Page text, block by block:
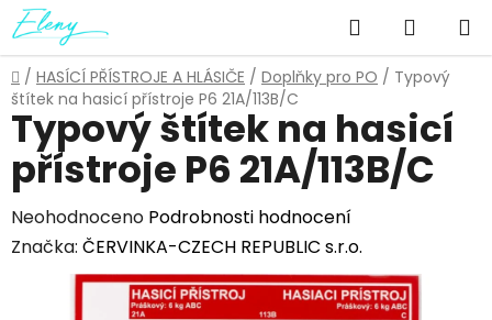
Přejít
na
obsah
Hledat
KOŠÍK
Domů
/ HASÍCÍ PŘÍSTROJE A HLÁSIČE / Doplňky pro PO / Typový
štítek na hasicí přístroje P6 21A/113B/C
Typový štítek na hasicí
přístroje P6 21A/113B/C
Průměrné
hodnocení
produktu
Neohodnoceno Podrobnosti hodnocení
Značka: ČERVINKA-CZECH REPUBLIC s.r.o.